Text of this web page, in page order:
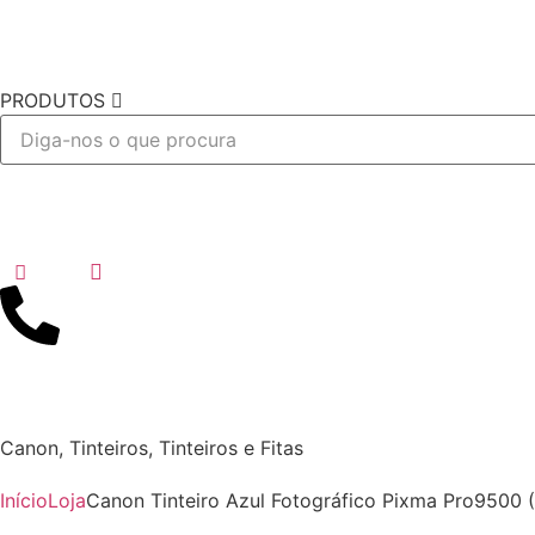
PRODUTOS
Canon, Tinteiros, Tinteiros e Fitas
InícioLojaCanon Tinteiro Azul Fotográfico Pixma Pro9500